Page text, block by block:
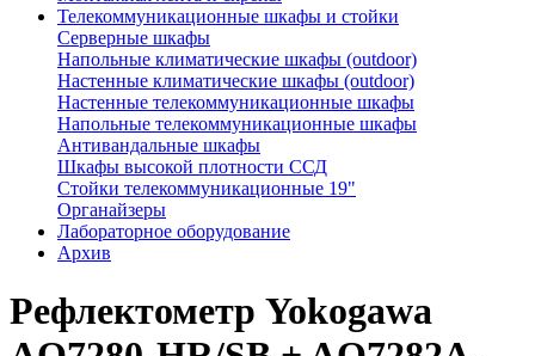
Телекоммуникационные шкафы и стойки
Серверные шкафы
Напольные климатические шкафы (outdoor)
Настенные климатические шкафы (outdoor)
Настенные телекоммуникационные шкафы
Напольные телекоммуникационные шкафы
Антивандальные шкафы
Шкафы высокой плотности ССД
Стойки телекоммуникационные 19"
Органайзеры
Лабораторное оборудование
Архив
Рефлектометр Yokogawa